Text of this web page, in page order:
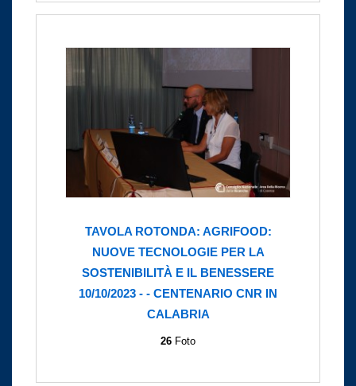
TAVOLA ROTONDA: AGRIFOOD:
NUOVE TECNOLOGIE PER LA
SOSTENIBILITÀ E IL BENESSERE
10/10/2023 - - CENTENARIO CNR IN
CALABRIA
26 Foto